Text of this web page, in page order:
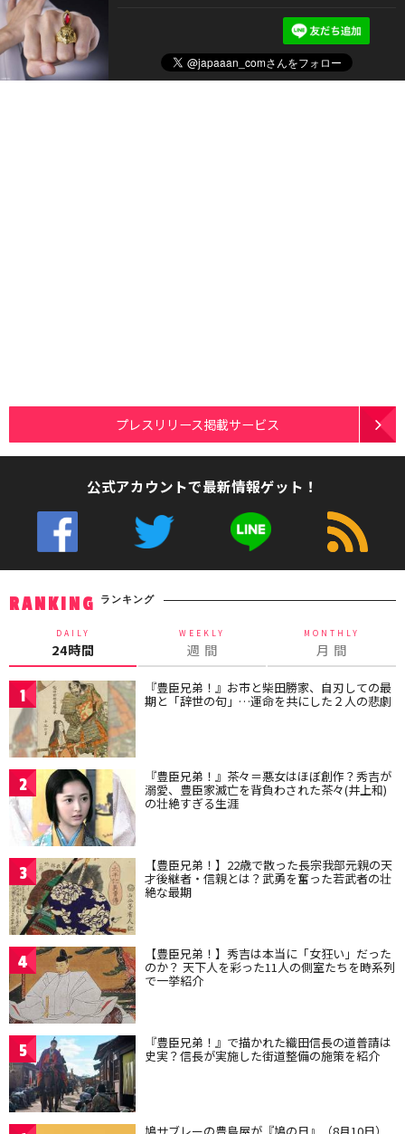
プレスリリース掲載サービス
公式アカウントで最新情報ゲット！
RANKING ランキング
DAILY
24時間
WEEKLY
週 間
MONTHLY
月 間
1 『豊臣兄弟！』お市と柴田勝家、自刃しての最
期と「辞世の句」…運命を共にした２人の悲劇
2 『豊臣兄弟！』茶々＝悪女はほぼ創作？秀吉が
溺愛、豊臣家滅亡を背負わされた茶々(井上和)
の壮絶すぎる生涯
3 【豊臣兄弟！】22歳で散った長宗我部元親の天
才後継者・信親とは？武勇を奮った若武者の壮
絶な最期
4 【豊臣兄弟！】秀吉は本当に「女狂い」だった
のか？ 天下人を彩った11人の側室たちを時系列
で一挙紹介
5 『豊臣兄弟！』で描かれた織田信長の道普請は
史実？信長が実施した街道整備の施策を紹介